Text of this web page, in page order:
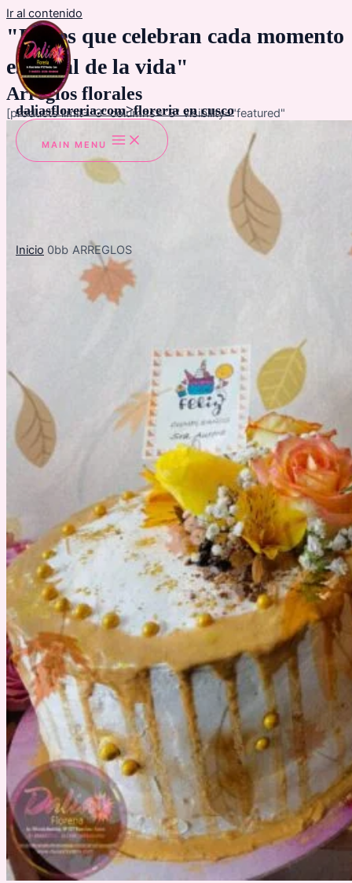
Ir al contenido
daliasfloreria.com>floreria en cusco
MAIN MENU
Inicio ARREGLOS
"Flores que celebran cada momento
especial de la vida"
Arreglos florales
[products limit="3" columns="3" visibility="featured"